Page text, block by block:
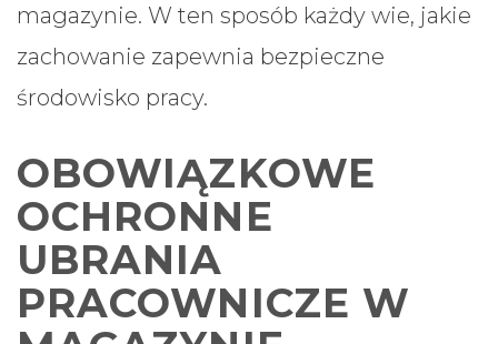
magazynie. W ten sposób każdy wie, jakie
zachowanie zapewnia bezpieczne
środowisko pracy.
OBOWIĄZKOWE
OCHRONNE
UBRANIA
PRACOWNICZE W